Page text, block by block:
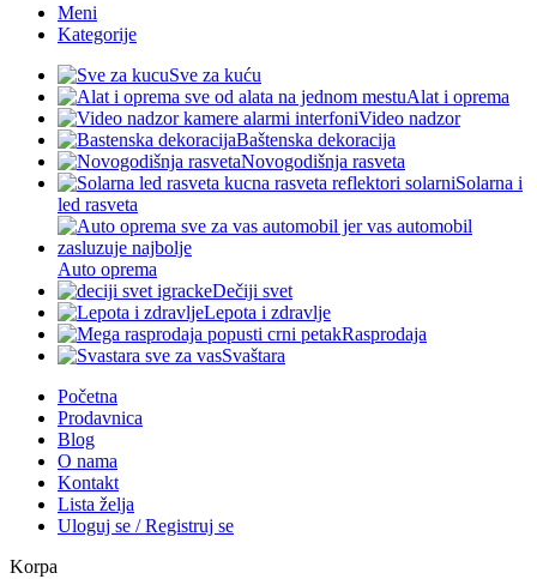
Meni
Kategorije
Sve za kuću
Alat i oprema
Video nadzor
Baštenska dekoracija
Novogodišnja rasveta
Solarna i
led rasveta
Auto oprema
Dečiji svet
Lepota i zdravlje
Rasprodaja
Svaštara
Početna
Prodavnica
Blog
O nama
Kontakt
Lista želja
Uloguj se / Registruj se
Korpa